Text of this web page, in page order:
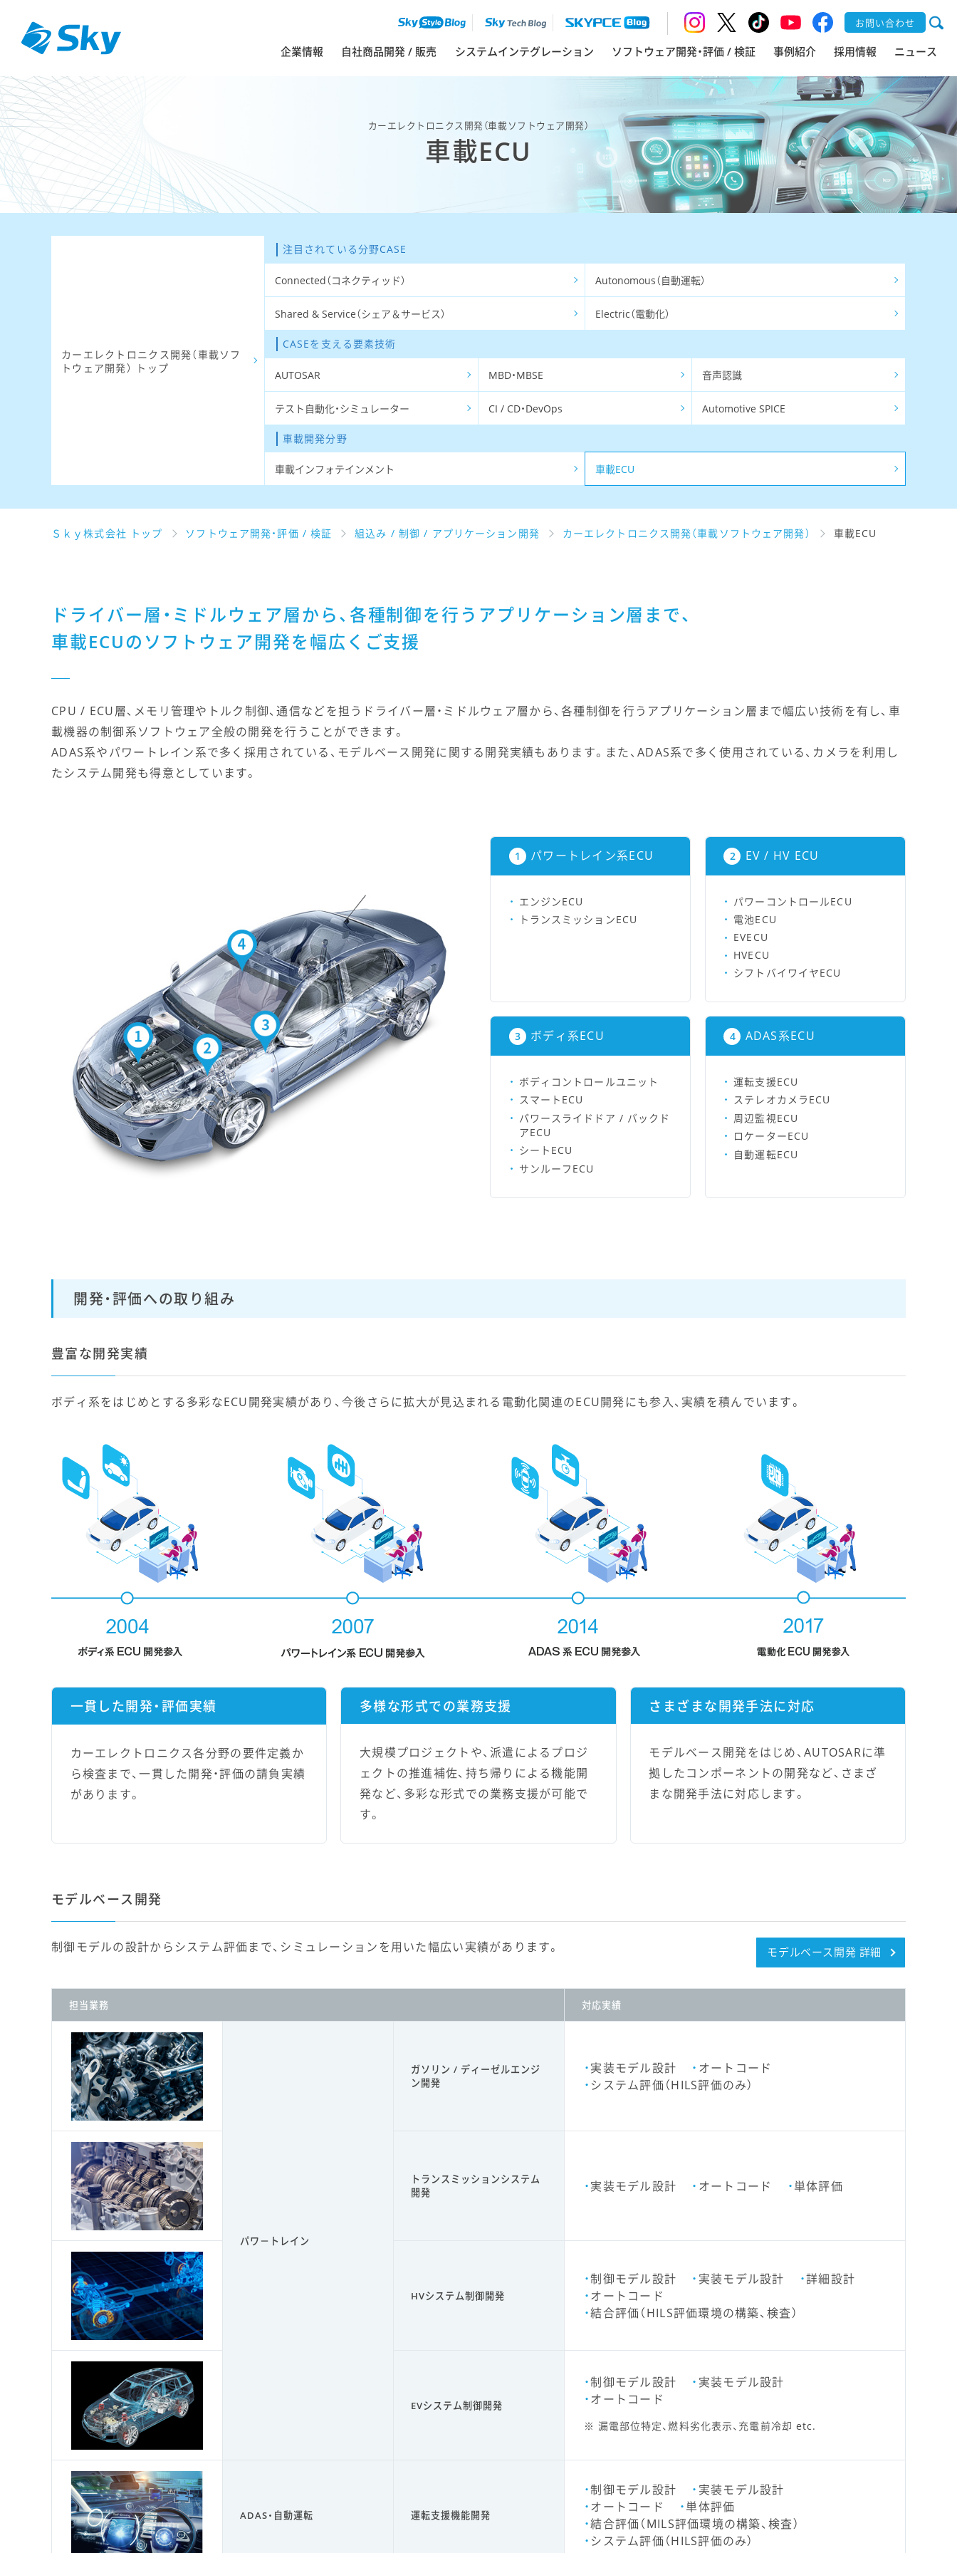
お問い合わせ
企業情報 自社商品開発 / 販売 システムインテグレーション ソフトウェア開発・評価 / 検証 事例紹介 採用情報 ニュース
カーエレクトロニクス開発（車載ソフトウェア開発）
車載ECU
カーエレクトロニクス開発（車載ソフ
トウェア開発） トップ
注目されている分野CASE
Connected（コネクティッド） Autonomous（自動運転）
Shared & Service（シェア＆サービス） Electric（電動化）
CASEを支える要素技術
AUTOSAR MBD・MBSE 音声認識
テスト自動化・シミュレーター CI / CD・DevOps Automotive SPICE
車載開発分野
車載インフォテインメント 車載ECU
Ｓｋｙ株式会社 トップ ソフトウェア開発・評価 / 検証 組込み / 制御 / アプリケーション開発 カーエレクトロニクス開発（車載ソフトウェア開発） 車載ECU
ドライバー層・ミドルウェア層から、各種制御を行うアプリケーション層まで、
車載ECUのソフトウェア開発を幅広くご支援
CPU / ECU層、メモリ管理やトルク制御、通信などを担うドライバー層・ミドルウェア層から、各種制御を行うアプリケーション層まで幅広い技術を有し、車
載機器の制御系ソフトウェア全般の開発を行うことができます。
ADAS系やパワートレイン系で多く採用されている、モデルベース開発に関する開発実績もあります。また、ADAS系で多く使用されている、カメラを利用し
たシステム開発も得意としています。
パワートレイン系ECU
エンジンECU
トランスミッションECU
EV / HV ECU
パワーコントロールECU
電池ECU
EVECU
HVECU
シフトバイワイヤECU
ボディ系ECU
ボディコントロールユニット
スマートECU
パワースライドドア / バックド
アECU
シートECU
サンルーフECU
ADAS系ECU
運転支援ECU
ステレオカメラECU
周辺監視ECU
ロケーターECU
自動運転ECU
開発・評価への取り組み
豊富な開発実績
ボディ系をはじめとする多彩なECU開発実績があり、今後さらに拡大が見込まれる電動化関連のECU開発にも参入、実績を積んでいます。
一貫した開発・評価実績
カーエレクトロニクス各分野の要件定義か
ら検査まで、一貫した開発・評価の請負実績
があります。
多様な形式での業務支援
大規模プロジェクトや、派遣によるプロジ
ェクトの推進補佐、持ち帰りによる機能開
発など、多彩な形式での業務支援が可能で
す。
さまざまな開発手法に対応
モデルベース開発をはじめ、AUTOSARに準
拠したコンポーネントの開発など、さまざ
まな開発手法に対応します。
モデルベース開発
制御モデルの設計からシステム評価まで、シミュレーションを用いた幅広い実績があります。 モデルベース開発 詳細
担当業務 対応実績
パワ－トレイン
ガソリン / ディーゼルエンジ
ン開発
実装モデル設計
オートコード
システム評価（HILS評価のみ）
トランスミッションシステム
開発
実装モデル設計 オートコード 単体評価
HVシステム制御開発
制御モデル設計 実装モデル設計
詳細設計
オートコード
結合評価（HILS評価環境の構築、検査）
EVシステム制御開発
制御モデル設計
実装モデル設計
オートコード
漏電部位特定、燃料劣化表示、充電前冷却 etc.
ADAS・自動運転 運転支援機能開発
制御モデル設計
実装モデル設計
オートコード
単体評価
結合評価（MILS評価環境の構築、検査）
システム評価（HILS評価のみ）